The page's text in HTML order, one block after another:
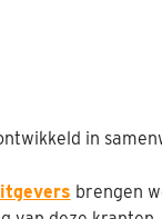
in
brengen